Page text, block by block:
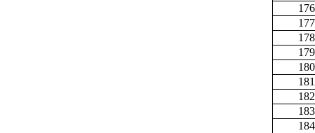
176
177
178
179
180
181
182
183
184